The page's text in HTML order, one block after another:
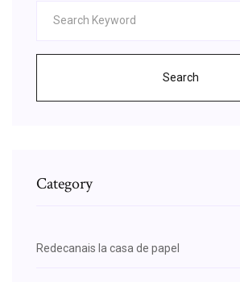
Search
Category
Redecanais la casa de papel